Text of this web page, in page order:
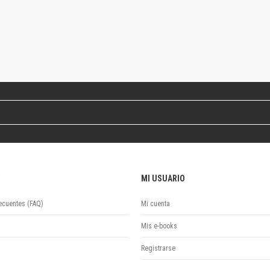
Economía y Gestión
Investigación
Unidad de Publicaciones del Departamento de Ciencias Sociales
Tesis Grado
(FAQ)
MI USUARIO
Mi cuenta
Mis e-books
Registrarse